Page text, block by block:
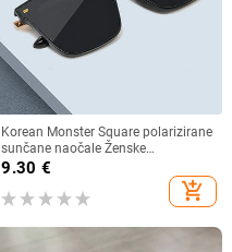
Korean Monster Square polarizirane
sunčane naočale Ženske
visokokvalitetne nježne luksuzne
sunčane naočale Muške prevelike
nijanse UV400 naočale
9.30 €
add_shopping_cart